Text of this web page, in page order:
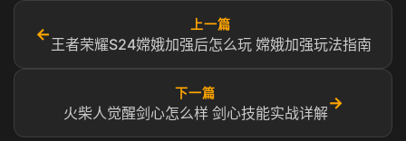
←
上一篇
王者荣耀S24嫦娥加强后怎么玩 嫦娥加强玩法指南
下一篇
火柴人觉醒剑心怎么样 剑心技能实战详解
→